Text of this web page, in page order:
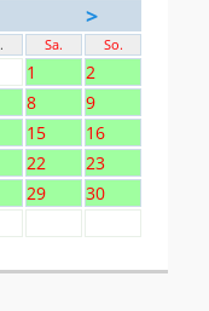
>
Sa. So.
1
2
8
9
15
16
22
23
29
30